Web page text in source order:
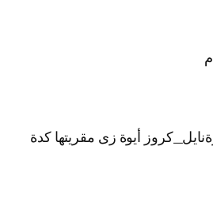
أيوة زى مقريتها كدة